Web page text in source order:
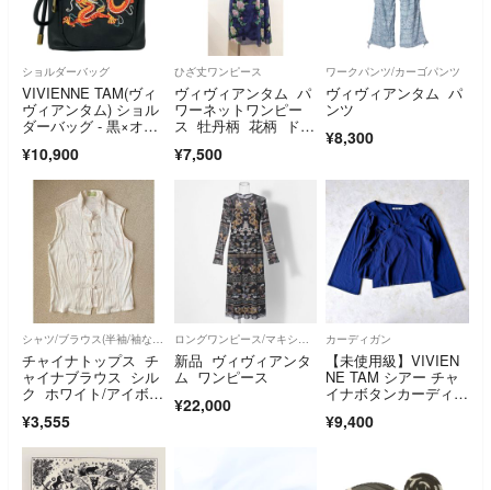
ショルダーバッグ
VIVIENNE TAM(ヴィ
ヴィアンタム) ショル
ダーバッグ - 黒×オレ
グ/刺繍
¥10,900
ひざ丈ワンピース
ヴィヴィアンタム パ
ワーネットワンピー
ス 牡丹柄 花柄 ドレ
¥7,500
ワークパンツ/カーゴパンツ
ヴィヴィアンタム パ
ンツ
¥8,300
シャツ/ブラウス(半袖/袖なし)
チャイナトップス チ
ャイナブラウス シル
ク ホワイト/アイボリ
¥3,555
ロングワンピース/マキシワンピース
新品 ヴィヴィアンタ
ム ワンピース
¥22,000
カーディガン
【未使用級】VIVIEN
NE TAM シアー チャ
イナボタンカーディガ
¥9,400